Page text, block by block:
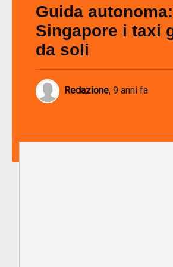
Guida
Singapore i taxi
da soli
Redazione, 9 anni fa